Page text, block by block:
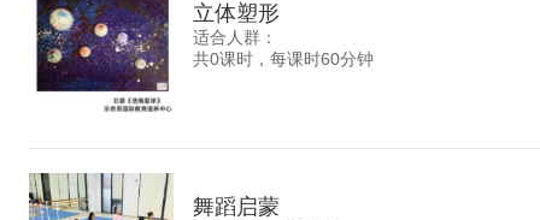
立体塑形
适合人群：
共0课时，每课时60分钟
舞蹈启蒙